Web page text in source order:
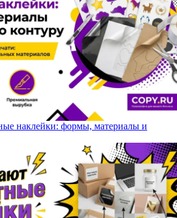
наклейки: формы, материалы и